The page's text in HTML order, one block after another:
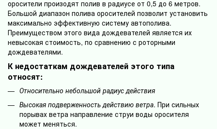
оросители произодят полив в радиусе от 0,5 до 6 метров.
Большой диапазон полива оросителей позволит установить
максимально эффективную систему автополива.
Преимуществом этого вида дождевателей является их
невысокая стоимость, по сравнению с роторными
дождевателями.
К недостаткам дождевателей этого типа
относят:
Относительно небольшой радиус действия
Высокая подверженность действию ветра. При сильных
порывах ветра направление струи воды оросителя
может меняться.